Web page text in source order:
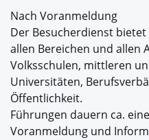
Nach Voranmeldung
Der Besucherdienst
allen Bereichen und allen
Volksschulen, mittleren
Universitäten,
Öffentlichkeit.
Führungen dauern ca.
Voranmeldung und